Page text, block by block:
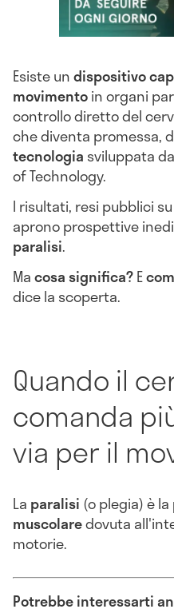
Esiste undispositivo
movimentoin organi
controllo diretto del
che diventa promessa,
tecnologia sviluppata
of Technology.
I risultati, resi pubblici
aprono prospettive
paralisi.
Macosa significa?E
dice la scoperta.
Quando il
comanda
via per il
La paralisi (o plegia) è la
muscolaredovuta
motorie.
Potrebbe interessarti